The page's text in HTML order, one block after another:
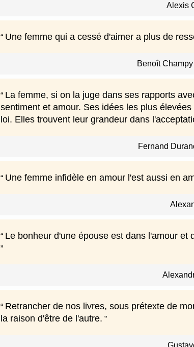
Alexis
Une femme qui a cessé d'aimer a plus de
Benoît Champy
La femme, si on la juge dans ses rapports
sentiment et amour. Ses idées les plus
loi. Elles trouvent leur grandeur dans
Fernand
Une femme infidèle en amour l'est aussi en
Le bonheur d'une épouse est dans l'amour et
Retrancher de nos livres, sous prétexte de
la raison d'être de l'autre.